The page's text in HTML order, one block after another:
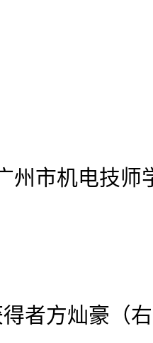
州市机电技师
者方灿豪（